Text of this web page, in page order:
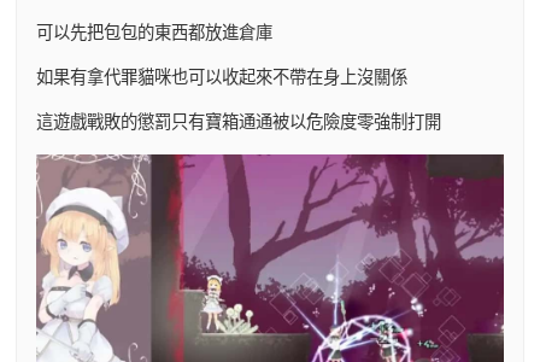
可以先把包包的東西都放進倉庫
如果有拿代罪貓咪也可以收起來不帶在身上沒關係
這遊戲戰敗的懲罰只有寶箱通通被以危險度零強制打開